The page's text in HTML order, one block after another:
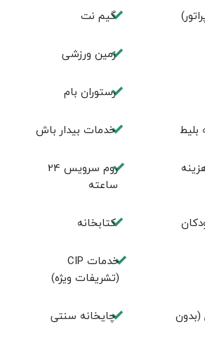
گیم نت
زمین ورزشی
رستوران بام
خدمات بیدار باش
روم سرويس 24
ساعته
كتابخانه
خدمات CIP
(تشریفات ویژه)
(بدون
چايخانه سنتی